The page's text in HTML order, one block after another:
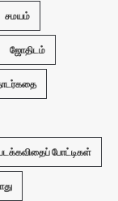
சமயம்
ஜோதிடம்
போட்டிகள்